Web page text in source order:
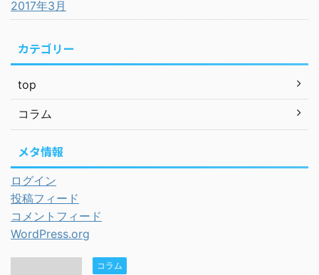
2017年3月
カテゴリー
top
コラム
メタ情報
ログイン
投稿フィード
コメントフィード
WordPress.org
コラム